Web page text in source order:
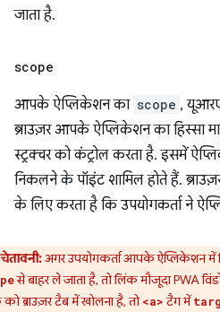
जाता है.
scope
आपके ऐप्लिकेशन का scope ,
ब्राउज़र आपके ऐप्लिकेशन का हिस्सा
स्ट्रक्चर को कंट्रोल करता है. इसमें
निकलने के पॉइंट शामिल होते हैं.
के लिए करता है कि उपयोगकर्ता ने
चेतावनी:अगर उपयोगकर्ता आपके ऐप्लिकेशन
से बाहर ले जाता है, तो लिंक मौजूदा PWA
ब्राउज़र टैब में खोलना है, तो<a>टैग में